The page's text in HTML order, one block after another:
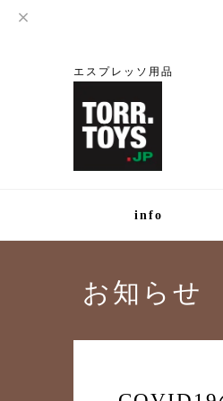
エスプレッソ用品
info
お知らせ